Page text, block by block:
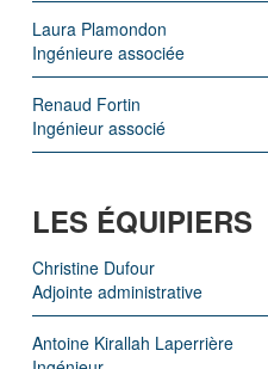
Laura Plamondon
Ingénieure associée
Renaud Fortin
Ingénieur associé
LES ÉQUIPIERS
Christine Dufour
Adjointe administrative
Antoine Kirallah Laperrière